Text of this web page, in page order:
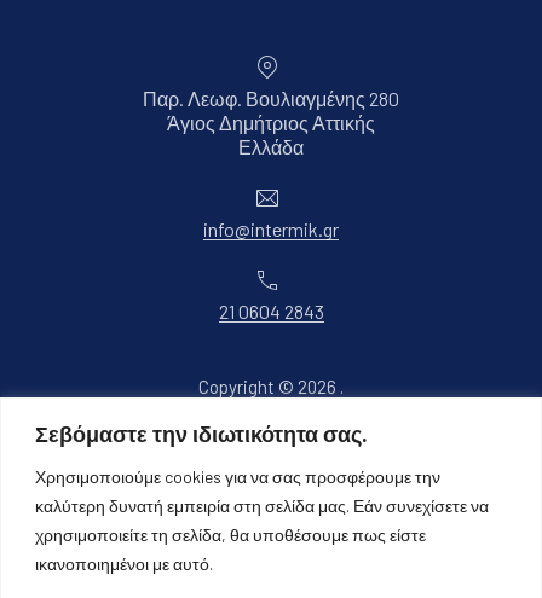
Σεβόμαστε την ιδιωτικότητα σας.
Χρησιμοποιούμε cookies για να σας προσφέρουμε την
καλύτερη δυνατή εμπειρία στη σελίδα μας. Εάν συνεχίσετε να
χρησιμοποιείτε τη σελίδα, θα υποθέσουμε πως είστε
ικανοποιημένοι με αυτό.
Παρ. Λεωφ. Βουλιαγμένης 280
Άγιος Δημήτριος Αττικής
ΕλλάδαΝέο παράθυρο
info@intermik.gr
21 0604 2843
Copyright © 2026 .
Θέμα WordPress απόFORQYΝέο παράθυρο
Επιστροφή στην κορυφή